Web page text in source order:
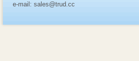
e-mail: sales@trud.cc